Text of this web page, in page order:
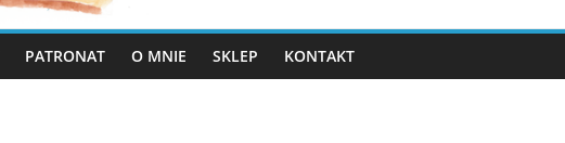
PATRONAT O MNIE SKLEP KONTAKT